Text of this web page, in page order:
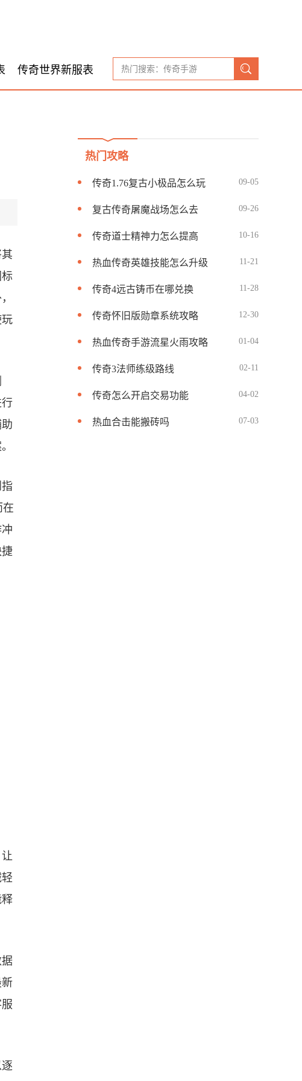
传奇世界新服表
在
热门攻略
传奇1.76复古小极品怎么玩 09-05
复古传奇屠魔战场怎么去 09-26
传奇道士精神力怎么提高 10-16
热血传奇英雄技能怎么升级 11-21
传奇4远古铸币在哪兑换 11-28
传奇怀旧版勋章系统攻略 12-30
热血传奇手游流星火雨攻略 01-04
传奇3法师练级路线 02-11
传奇怎么开启交易功能 04-02
热血合击能搬砖吗 07-03